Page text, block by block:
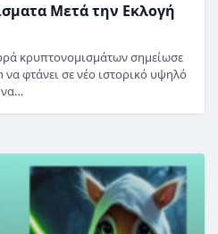
Μετά την Εκλογή
κρυπτονομισμάτων σημείωσε
φτάνει σε νέο ιστορικό υψηλό
να…